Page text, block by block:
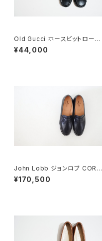
Old Gucci ホースビットローフ
ァー 34C BK
¥44,000
John Lobb ジョンロブ CORT
EZ LOPEZ コインローファー D
EADSTOCK
¥170,500